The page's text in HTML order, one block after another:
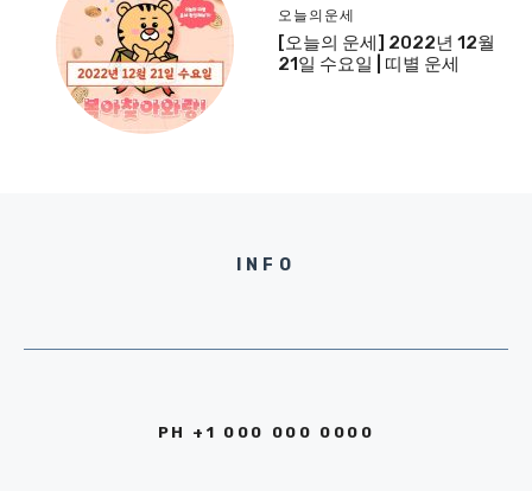
오늘의운세
[오늘의 운세] 2022년 12월
21일 수요일 | 띠별 운세
INFO
PH +1 000 000 0000